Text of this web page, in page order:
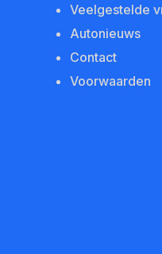
Veelgestelde
Autonieuws
Contact
Voorwaarden